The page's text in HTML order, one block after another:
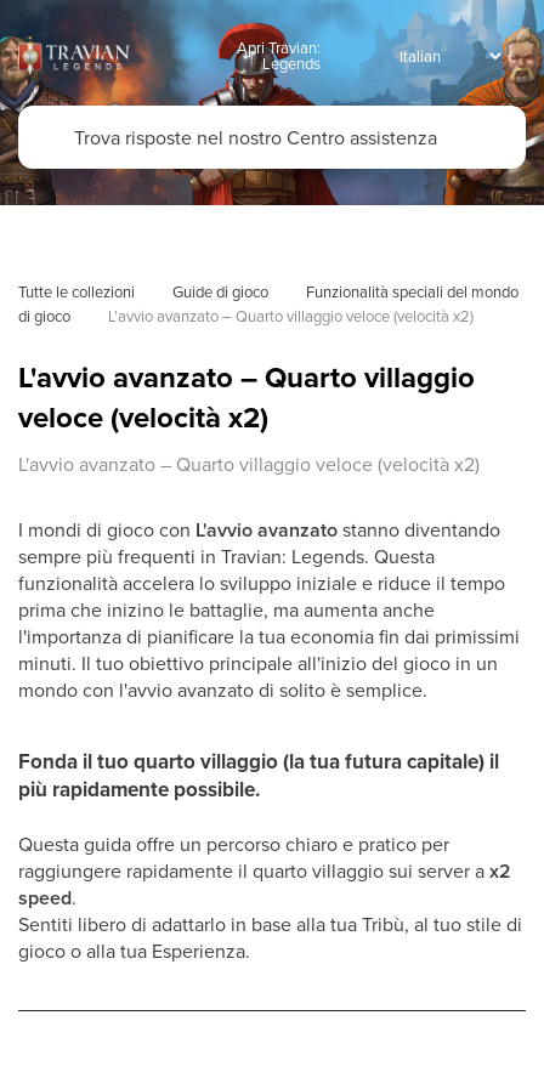
Apri Travian:
Legends
Tutte le collezioni Guide di gioco
Funzionalità speciali del mondo
di gioco
L'avvio avanzato – Quarto villaggio veloce (velocità x2)
L'avvio avanzato – Quarto villaggio
veloce (velocità x2)
L'avvio avanzato – Quarto villaggio veloce (velocità x2)
I mondi di gioco con L'avvio avanzatostanno diventando
sempre più frequenti in Travian: Legends. Questa
funzionalità accelera lo sviluppo iniziale e riduce il tempo
prima che inizino le battaglie, ma aumenta anche
l'importanza di pianificare la tua economia fin dai primissimi
minuti. Il tuo obiettivo principale all'inizio del gioco in un
mondo con l'avvio avanzato di solito è semplice.
Fonda il tuo quarto villaggio (la tua futura capitale) il
più rapidamente possibile.
Questa guida offre un percorso chiaro e pratico per
raggiungere rapidamente il quarto villaggio sui server ax2
speed.
Sentiti libero di adattarlo in base alla tua Tribù, al tuo stile di
gioco o alla tua Esperienza.